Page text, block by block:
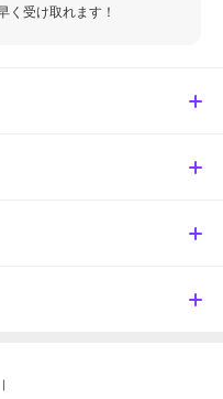
く受け取れます！